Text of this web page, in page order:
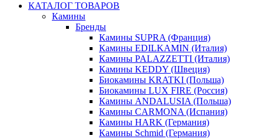
КАТАЛОГ ТОВАРОВ
Камины
Бренды
Камины SUPRA (Франция)
Камины EDILKAMIN (Италия)
Камины PALAZZETTI (Италия)
Камины KEDDY (Швеция)
Биокамины KRATKI (Польша)
Биокамины LUX FIRE (Россия)
Камины ANDALUSIA (Польша)
Камины CARMONA (Испания)
Камины HARK (Германия)
Камины Schmid (Германия)